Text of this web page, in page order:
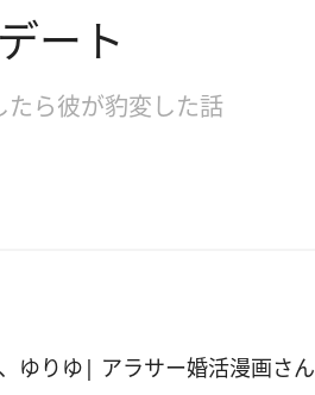
ート
たら彼が豹変した話
ゆりゆ| アラサー婚活漫画さん